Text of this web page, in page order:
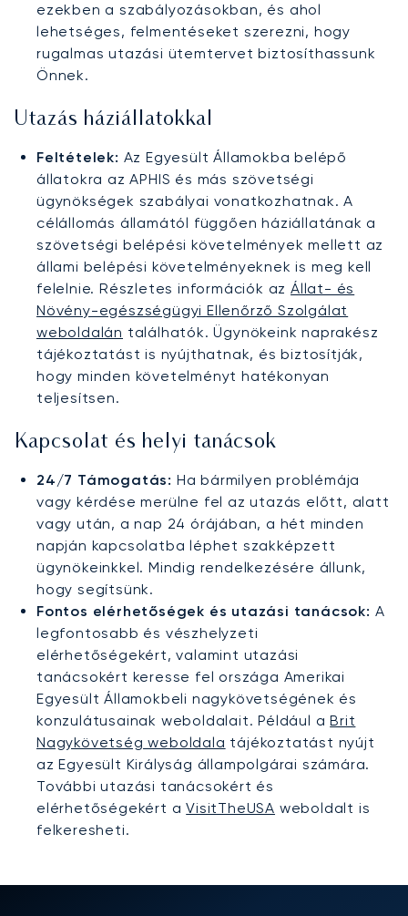
ezekben a szabályozásokban, és ahol
lehetséges, felmentéseket szerezni, hogy
rugalmas utazási ütemtervet biztosíthassunk
Önnek.
Utazás háziállatokkal
Feltételek: Az Egyesült Államokba belépő
állatokra az APHIS és más szövetségi
ügynökségek szabályai vonatkozhatnak. A
célállomás államától függően háziállatának a
szövetségi belépési követelmények mellett az
állami belépési követelményeknek is meg kell
felelnie. Részletes információk azÁllat- és
Növény-egészségügyi Ellenőrző Szolgálat
weboldalán találhatók. Ügynökeink naprakész
tájékoztatást is nyújthatnak, és biztosítják,
hogy minden követelményt hatékonyan
teljesítsen.
Kapcsolat és helyi tanácsok
24/7 Támogatás: Ha bármilyen problémája
vagy kérdése merülne fel az utazás előtt, alatt
vagy után, a nap 24 órájában, a hét minden
napján kapcsolatba léphet szakképzett
ügynökeinkkel. Mindig rendelkezésére állunk,
hogy segítsünk.
Fontos elérhetőségek és utazási tanácsok: A
legfontosabb és vészhelyzeti
elérhetőségekért, valamint utazási
tanácsokért keresse fel országa Amerikai
Egyesült Államokbeli nagykövetségének és
konzulátusainak weboldalait. Például aBrit
Nagykövetség weboldala tájékoztatást nyújt
az Egyesült Királyság állampolgárai számára.
További utazási tanácsokért és
elérhetőségekért aVisitTheUSA weboldalt is
felkeresheti.